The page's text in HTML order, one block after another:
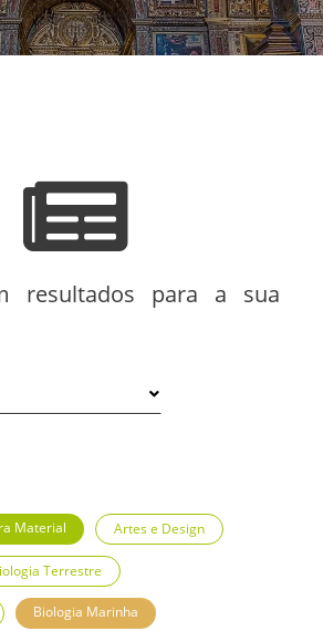
resultados para a sua
Material Artes e Design
Terrestre
Biologia Marinha